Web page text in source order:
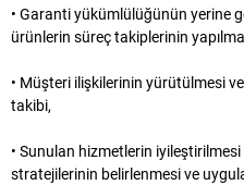
• Garanti yükümlülüğünün yerine
ürünlerin süreç takiplerinin
• Müşteri ilişkilerinin yürütülmesi
takibi,
• Sunulan hizmetlerin
stratejilerinin belirlenmesi ve